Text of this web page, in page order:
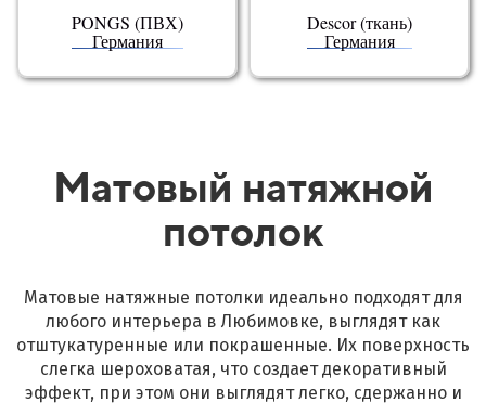
PONGS (ПВХ)
Германия
Descor (ткань)
Германия
Матовый натяжной
потолок
Матовые натяжные потолки идеально подходят для
любого интерьера в Любимовке, выглядят как
отштукатуренные или покрашенные. Их поверхность
слегка шероховатая, что создает декоративный
эффект, при этом они выглядят легко, сдержанно и